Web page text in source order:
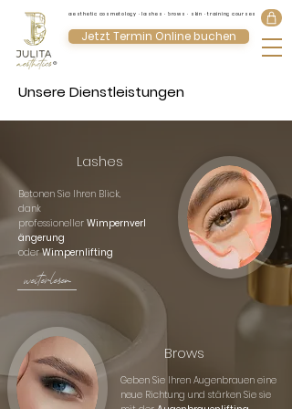
®
aesthetic cosmetology · lashes · brows · skin · training courses
Jetzt Termin Online buchen
Unsere Dienstleistungen
Lashes
Betonen Sie Ihren Blick,
dank
professioneller Wimpernverl
ängerung
oderWimpernlifting
weiterlesen
Brows
Geben Sie Ihren Augenbrauen eine
neue Richtung und stärken Sie sie